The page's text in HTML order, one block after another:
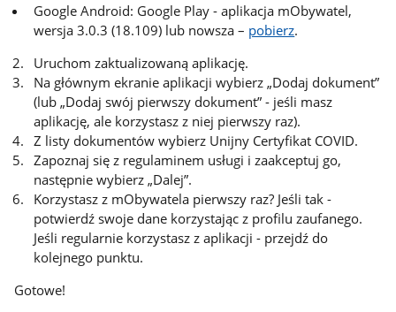
Google Android: Google Play - aplikacja mObywatel,
wersja 3.0.3 (18.109) lub nowsza – pobierz.
Uruchom zaktualizowaną aplikację.
Na głównym ekranie aplikacji wybierz „Dodaj dokument”
(lub „Dodaj swój pierwszy dokument” - jeśli masz
aplikację, ale korzystasz z niej pierwszy raz).
Z listy dokumentów wybierz Unijny Certyfikat COVID.
Zapoznaj się z regulaminem usługi i zaakceptuj go,
następnie wybierz „Dalej”.
Korzystasz z mObywatela pierwszy raz? Jeśli tak -
potwierdź swoje dane korzystając z profilu zaufanego.
Jeśli regularnie korzystasz z aplikacji - przejdź do
kolejnego punktu.
Gotowe!